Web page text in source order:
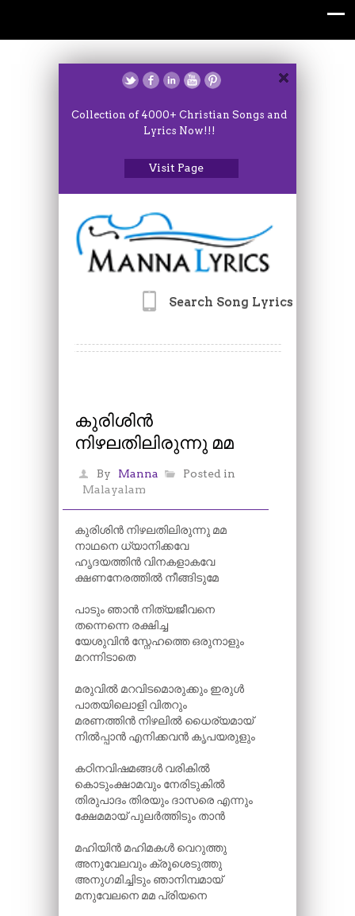
Collection of 4000+ Christian Songs and
Lyrics Now!!!
Visit Page
Search Song Lyrics
കുരിശിൻ
നിഴലതിലിരുന്നു മമ
By Manna
Posted in
Malayalam
കുരിശിൻ നിഴലതിലിരുന്നു മമ
നാഥനെ ധ്യാനിക്കവേ
ഹൃദയത്തിൻ വിനകളാകവേ
ക്ഷണനേരത്തിൽ നീങ്ങിടുമേ
പാടും ഞാൻ നിത്യജീവനെ
തന്നെന്നെ രക്ഷിച്ച
യേശുവിൻ സ്നേഹത്തെ ഒരുനാളും
മറന്നിടാതെ
മരുവിൽ മറവിടമൊരുക്കും ഇരുൾ
പാതയിലൊളി വിതറും
മരണത്തിൻ നിഴലിൽ ധൈര്യമായ്
നിൽപ്പാൻ എനിക്കവൻ കൃപയരുളും
കഠിനവിഷമങ്ങൾ വരികിൽ
കൊടുംക്ഷാമവും നേരിടുകിൽ
തിരുപാദം തിരയും ദാസരെ എന്നും
ക്ഷേമമായ് പുലർത്തിടും താൻ
മഹിയിൻ മഹിമകൾ വെറുത്തു
അനുവേലവും ക്രൂശെടുത്തു
അനുഗമിച്ചിടും ഞാനിമ്പമായ്
മനുവേലനെ മമ പ്രിയനെ